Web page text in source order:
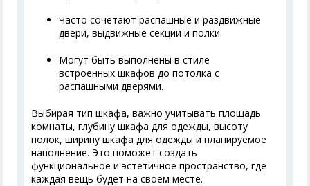
Часто сочетают распашные и раздвижные
двери, выдвижные секции и полки.
Могут быть выполнены в стиле
встроенных шкафов до потолка с
распашными дверями.
Выбирая тип шкафа, важно учитывать площадь
комнаты, глубину шкафа для одежды, высоту
полок, ширину шкафа для одежды и планируемое
наполнение. Это поможет создать
функциональное и эстетичное пространство, где
каждая вещь будет на своем месте.